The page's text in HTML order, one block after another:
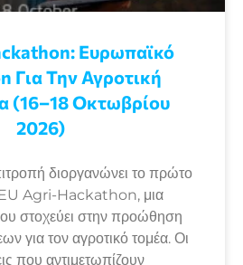
Eυρωπαϊκό
Για Την Αγροτική
(16–18 Οκτωβρίου
2026)
διοργανώνει το πρώτο
EU Agri-Hackathon, μια
στοχεύει στην προώθηση
για τον αγροτικό τομέα. Οι
που αντιμετωπίζουν